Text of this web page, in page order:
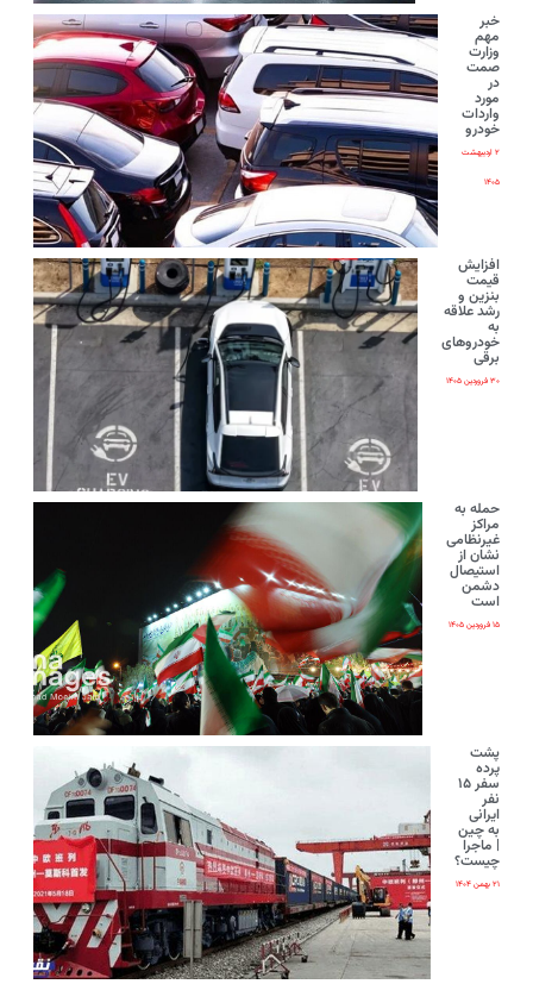
خبر
مهم
وزارت
صمت
در
مورد
واردات
خودرو
۲ اردیبهشت
۱۴۰۵
افزایش
قیمت
بنزین و
رشد علاقه
به
خودروهای
برقی
۳۰ فروردین ۱۴۰۵
حمله به
مراکز
غیرنظامی
نشان از
استیصال
دشمن
است
۱۵ فروردین ۱۴۰۵
پشت
پرده
سفر ۱۵
نفر
ایرانی‌
به چین
| ماجرا
چیست؟
۲۱ بهمن ۱۴۰۴